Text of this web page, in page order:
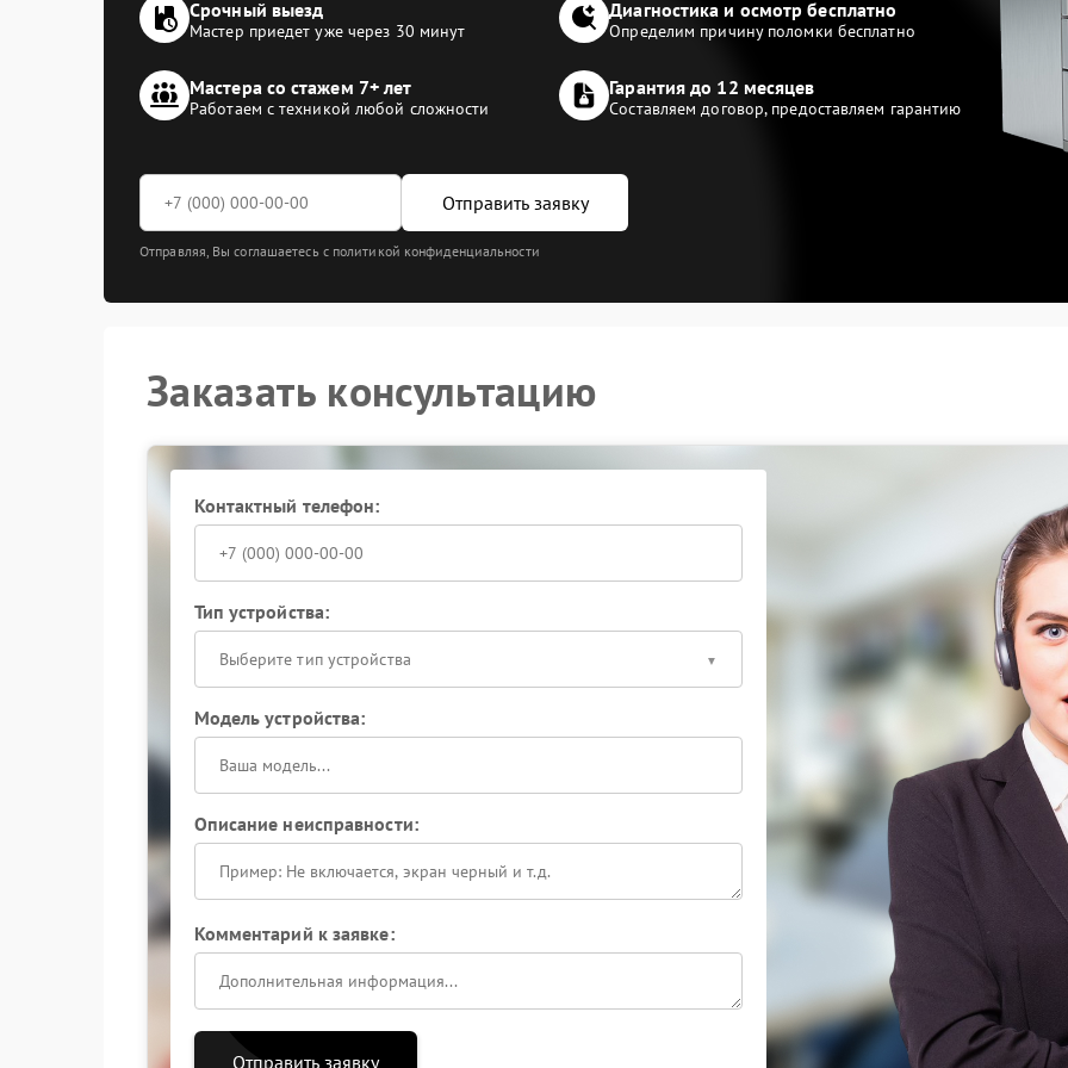
Срочный выезд
Мастер приедет уже через 30 минут
Диагностика и осмотр бесплатно
Определим причину поломки бесплатно
Мастера со стажем 7+ лет
Работаем с техникой любой сложности
Гарантия до 12 месяцев
Составляем договор, предоставляем гарантию
Отправить заявку
Отправляя, Вы соглашаетесь с политикой конфиденциальности
Заказать консультацию
Контактный телефон:
Тип устройства:
Выберите тип устройства
Модель устройства:
Описание неисправности:
Комментарий к заявке:
Отправить заявку